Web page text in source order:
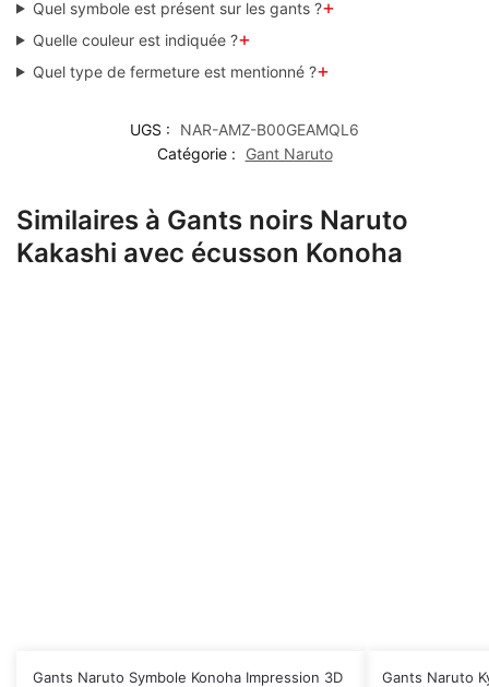
Quel symbole est présent sur les gants ?+
Quelle couleur est indiquée ?+
Quel type de fermeture est mentionné ?+
UGS :
NAR-AMZ-B00GEAMQL6
Catégorie :
Gant Naruto
Similaires à Gants noirs Naruto
Kakashi avec écusson Konoha
Gants Naruto Symbole Konoha Impression 3D Gants Naruto